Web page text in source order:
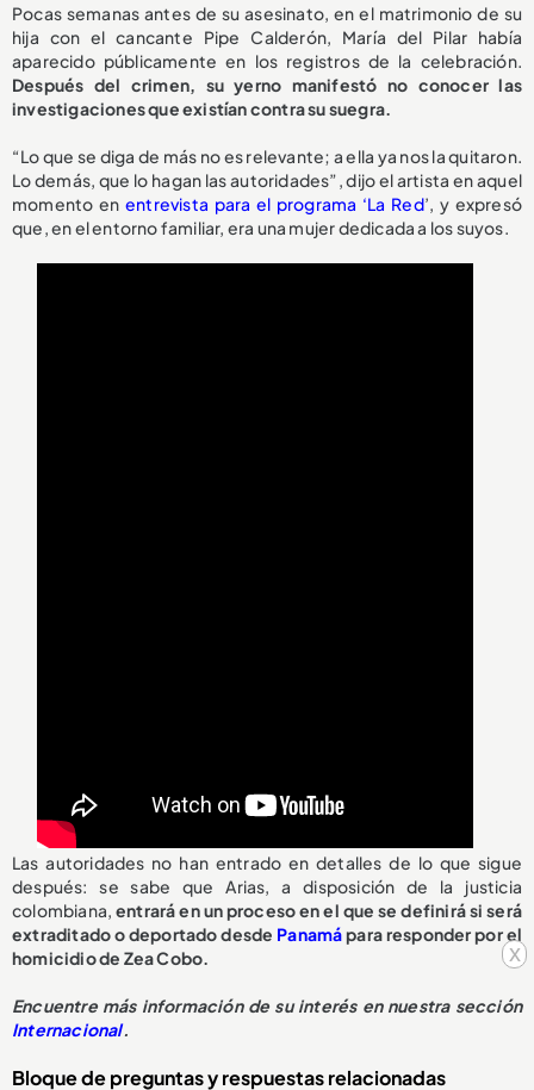
x
Pocas semanas antes de su asesinato, en el matrimonio de su
hija con el cancante Pipe Calderón, María del Pilar había
aparecido públicamente en los registros de la celebración.
Después del crimen, su yerno manifestó no conocer las
investigaciones que existían contra su suegra.
“Lo que se diga de más no es relevante; a ella ya nos la quitaron.
Lo demás, que lo hagan las autoridades”, dijo el artista en aquel
momento en entrevista para el programa ‘La Red’, y expresó
que, en el entorno familiar, era una mujer dedicada a los suyos.
Las autoridades no han entrado en detalles de lo que sigue
después: se sabe que Arias, a disposición de la justicia
colombiana,entrará en un proceso en el que se definirá si será
extraditado o deportado desde Panamápara responder por el
homicidio de Zea Cobo.
Encuentre más información de su interés en nuestra sección
Internacional.
Bloque de preguntas y respuestas relacionadas